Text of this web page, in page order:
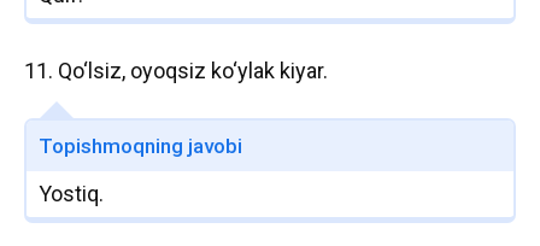
11. Qo‘lsiz, oyoqsiz ko‘ylak kiyar.
Topishmoqning javobi
Yostiq.